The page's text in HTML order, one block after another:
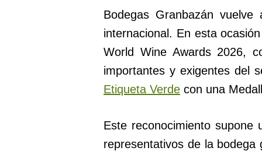
Bodegas Granbazán
internacional. En esta
World Wine Awards 2026,
importantes y exigentes del
Etiqueta Verde con una
Este reconocimiento
representativos de la bodega